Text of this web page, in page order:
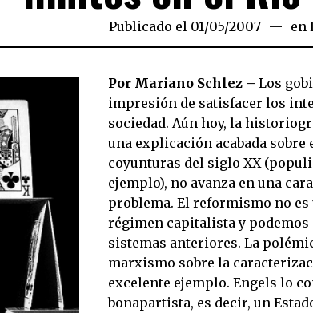
Publicado el 01/05/2007 23/03/
en
Por Mariano Schlez – Los
impresión de satisfacer los
sociedad. Aún hoy, la
una explicación acabada sobre
coyunturas del siglo XX
ejemplo), no avanza en una
problema. El reformismo no
régimen capitalista y podemos
sistemas anteriores. La
marxismo sobre la
excelente ejemplo. Engels lo
bonapartista, es decir, un